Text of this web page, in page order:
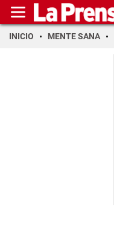
INICIO MENTE SANA